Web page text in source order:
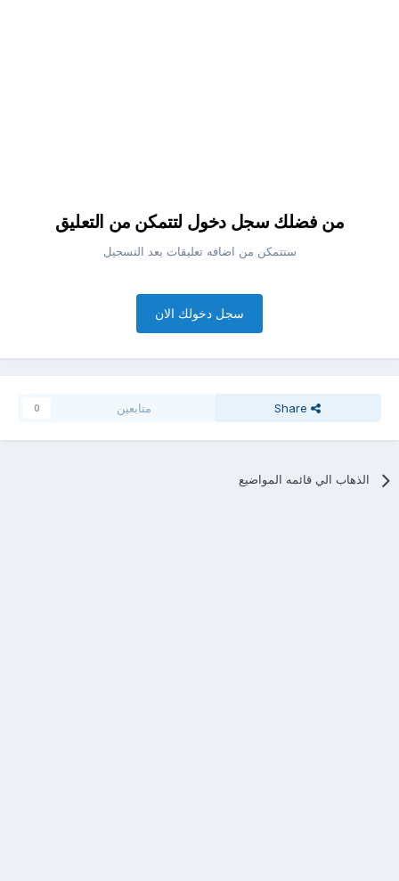
من فضلك سجل دخول لتتمكن من التعليق
ستتمكن من اضافه تعليقات بعد التسجيل
سجل دخولك الان
Share متابعين 0
الذهاب الي قائمه المواضيع